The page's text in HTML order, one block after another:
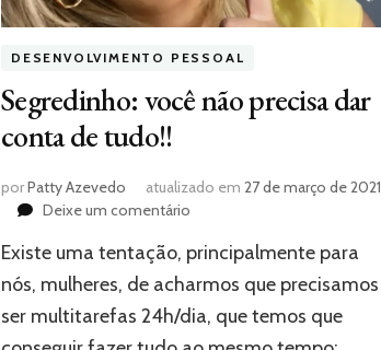
DESENVOLVIMENTO PESSOAL
Segredinho: você não precisa dar
conta de tudo!!
porPatty Azevedo atualizado em 27 de março de 2021
Deixe um comentárioem
você
não
dar
Existe uma tentação, principalmente para
nós, mulheres, de acharmos que precisamos
ser multitarefas 24h/dia, que temos que